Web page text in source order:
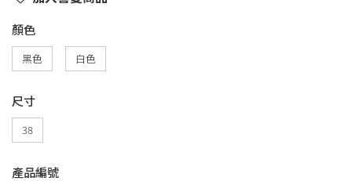
顏色
黑色 白色
尺寸
38
產品編號